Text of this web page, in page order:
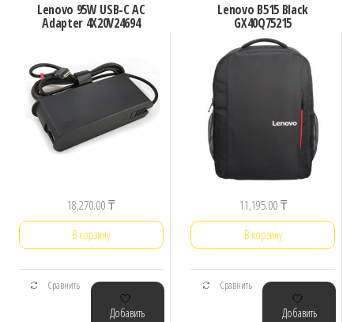
Lenovo 95W USB-C AC
Adapter 4X20V24694
18,270.00₸
В корзину
Сравнить
Добавить
Lenovo B515 Black
GX40Q75215
11,195.00₸
В корзину
Сравнить
Добавить